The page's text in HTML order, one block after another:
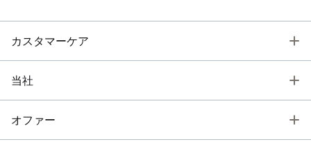
カスタマーケア
当社
オファー